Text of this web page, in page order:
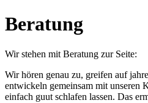
Beratung
Wir stehen mit Beratung zur Seite:
Wir hören genau zu, greifen auf
entwickeln gemeinsam mit unseren
einfach guut schlafen lassen. Das